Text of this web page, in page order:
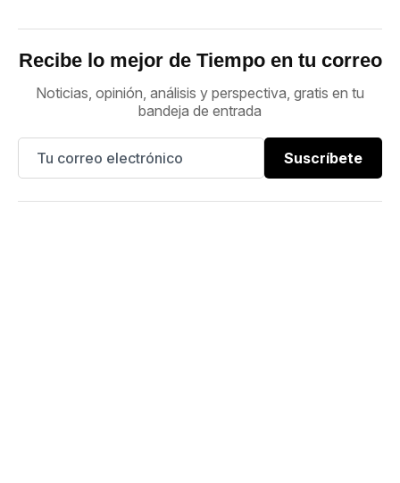
Recibe lo mejor de Tiempo en tu correo
Noticias, opinión, análisis y perspectiva, gratis en tu
bandeja de entrada
Suscríbete